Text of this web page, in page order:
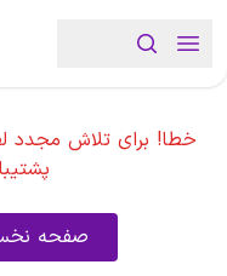
خطا! برای تلاش مجدد
صفحه